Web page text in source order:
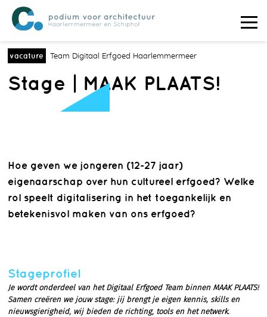
vacature Team Digitaal Erfgoed Haarlemmermeer
Stage | MAAK PLAATS!
Hoe geven we jongeren (12-27 jaar)
eigenaarschap over hun cultureel erfgoed? Welke
rol speelt digitalisering in het toegankelijk en
betekenisvol maken van ons erfgoed?
Stageprofiel
Je wordt onderdeel van het Digitaal Erfgoed Team binnen MAAK PLAATS!
Samen creëren we jouw stage: jij brengt je eigen kennis, skills en
nieuwsgierigheid, wij bieden de richting, tools en het netwerk.